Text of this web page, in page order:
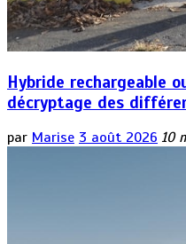
Hybride rechargeable
décryptage des
par Marise 3 août 2026 10